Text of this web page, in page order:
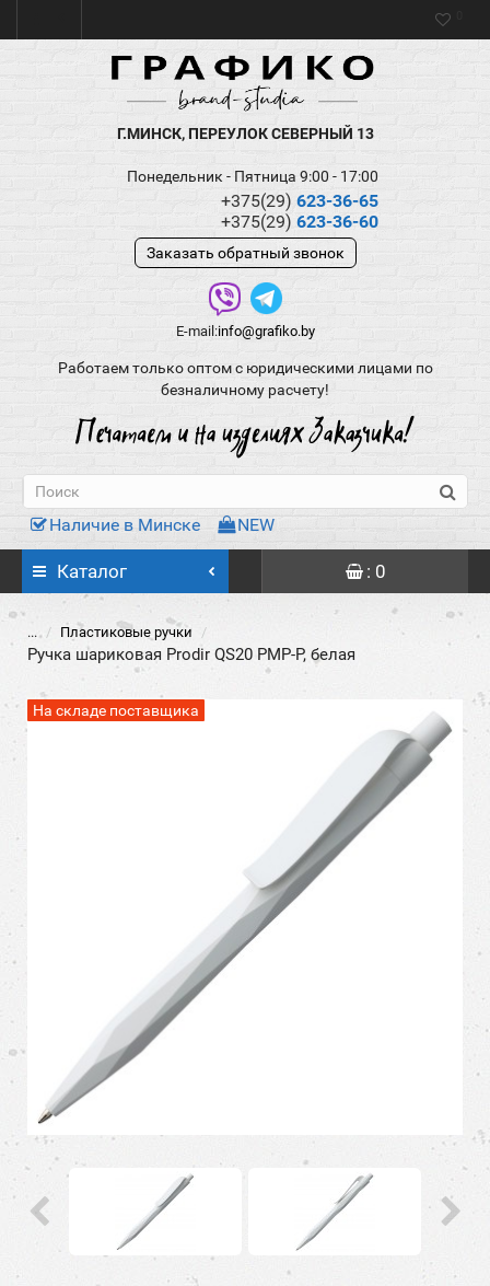
Г.МИНСК, ПЕРЕУЛОК СЕВЕРНЫЙ 13
Понедельник - Пятница 9:00 - 17:00
+375(29) 623-36-65
+375(29) 623-36-60
Заказать обратный звонок
E-mail:info@grafiko.by
Работаем только оптом с юридическими лицами по
безналичному расчету!
Наличие в Минске NEW
Каталог : 0
... Пластиковые ручки
Ручка шариковая Prodir QS20 PMP-P, белая
На складе поставщика